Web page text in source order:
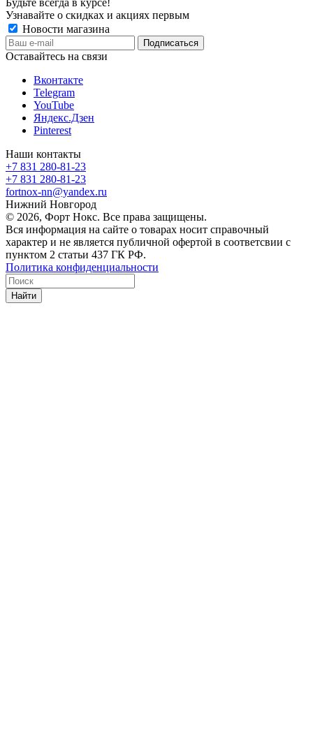
Узнавайте о скидках и акциях первым
Новости магазина
Оставайтесь на связи
Вконтакте
Telegram
YouTube
Яндекс.Дзен
Pinterest
Наши контакты
+7 831 280-81-23
+7 831 280-81-23
fortnox-nn@yandex.ru
Нижний Новгород
© 2026, Форт Нокс. Все права защищены.
Вся информация на сайте о товарах носит справочный
характер и не является публичной офертой в соответсвии с
пунктом 2 статьи 437 ГК РФ.
Политика конфиденциальности
Найти